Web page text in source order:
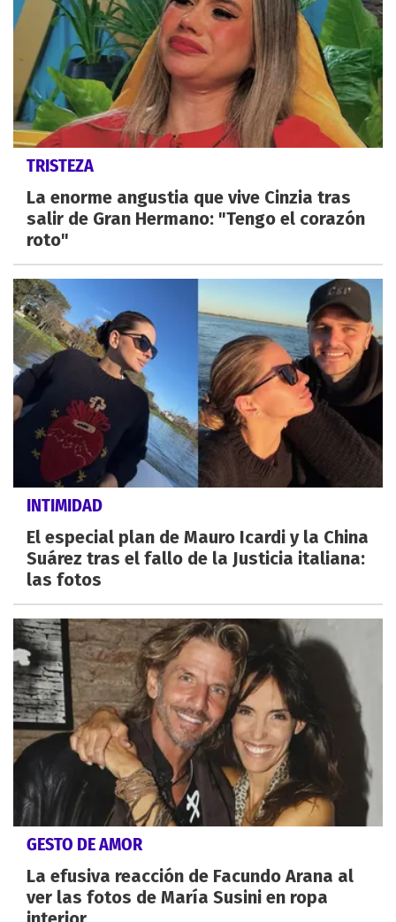
TRISTEZA
La enorme angustia que vive Cinzia tras
salir de Gran Hermano: "Tengo el corazón
roto"
INTIMIDAD
El especial plan de Mauro Icardi y la China
Suárez tras el fallo de la Justicia italiana:
las fotos
GESTO DE AMOR
La efusiva reacción de Facundo Arana al
ver las fotos de María Susini en ropa